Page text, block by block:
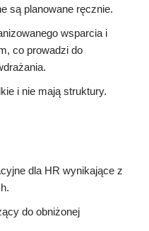
są planowane ręcznie.
wsparcia i
co prowadzi do
i nie mają struktury.
dla HR wynikające z
do obniżonej